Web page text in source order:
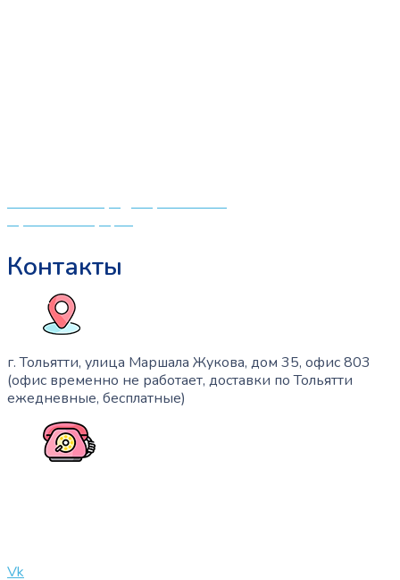
Контакты
г. Тольятти, улица Маршала Жукова, дом 35, офис 803
(офис временно не работает, доставки по Тольятти
ежедневные, бесплатные)
Vk